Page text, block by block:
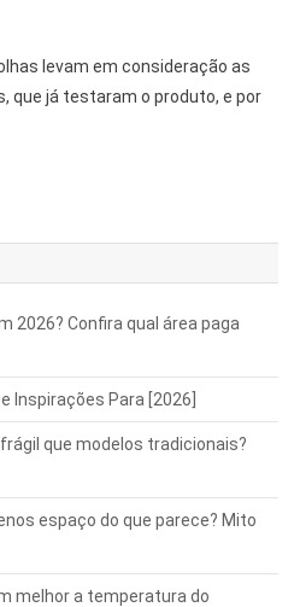
Pequena
As
levam em consideração as
que já testaram o produto, e por
2026? Confira qual área paga
Inspirações Para [2026]
que modelos tradicionais?
espaço do que parece? Mito
melhor a temperatura do